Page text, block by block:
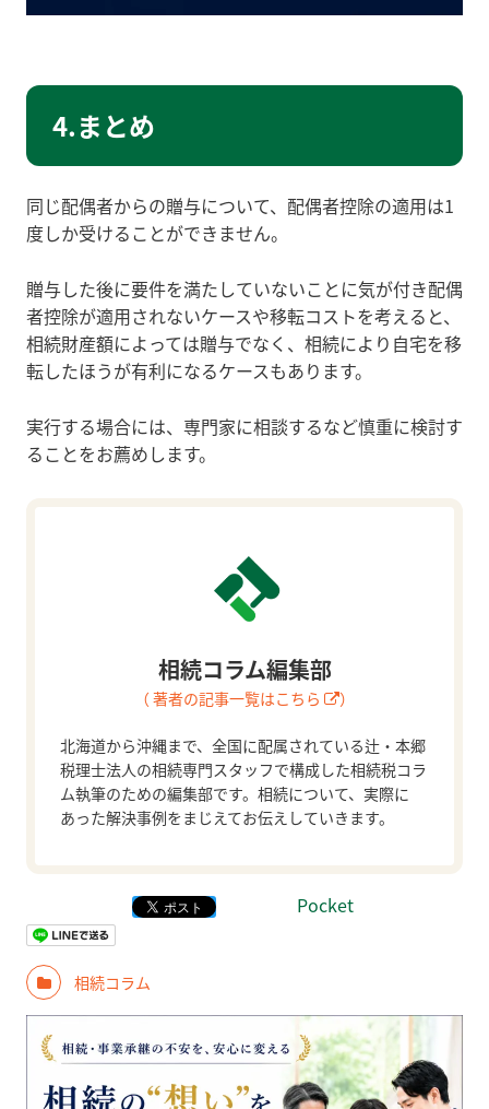
4.まとめ
同じ配偶者からの贈与について、配偶者控除の適用は1
度しか受けることができません。
贈与した後に要件を満たしていないことに気が付き配偶
者控除が適用されないケースや移転コストを考えると、
相続財産額によっては贈与でなく、相続により自宅を移
転したほうが有利になるケースもあります。
実行する場合には、専門家に相談するなど慎重に検討す
ることをお薦めします。
相続コラム編集部
（ 著者の記事一覧はこちら ）
北海道から沖縄まで、全国に配属されている辻・本郷
税理士法人の相続専門スタッフで構成した相続税コラ
ム執筆のための編集部です。相続について、実際に
あった解決事例をまじえてお伝えしていきます。
Pocket
相続コラム